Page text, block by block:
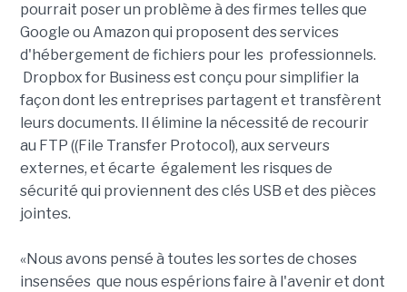
pourrait poser un problème à des firmes telles que
Google ou Amazon qui proposent des services
d'hébergement de fichiers pour les professionnels.
Dropbox for Business est conçu pour simplifier la
façon dont les entreprises partagent et transfèrent
leurs documents. Il élimine la nécessité de recourir
au FTP ((File Transfer Protocol), aux serveurs
externes, et écarte également les risques de
sécurité qui proviennent des clés USB et des pièces
jointes.
«Nous avons pensé à toutes les sortes de choses
insensées que nous espérions faire à l'avenir et dont